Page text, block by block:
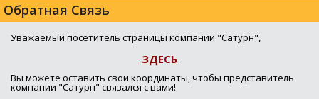
Обратная Связь
Уважаемый посетитель страницы компании "Сатурн",
ЗДЕСЬ
Вы можете оставить свои координаты, чтобы представитель
компании "Сатурн" связался с вами!